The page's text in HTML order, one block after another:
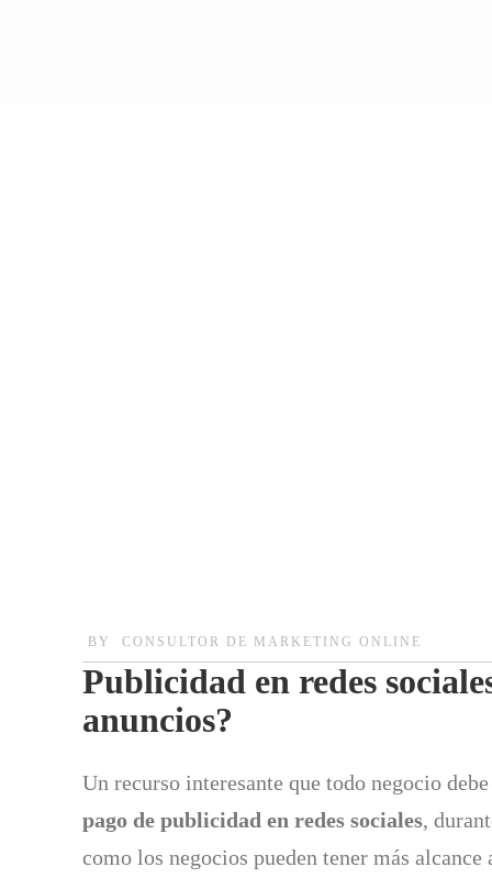
BY CONSULTOR DE MARKETING ONLINE
Publicidad en redes
anuncios?
Un recurso interesante que todo negocio
pago de publicidad en redes sociales,
como los negocios pueden tener más